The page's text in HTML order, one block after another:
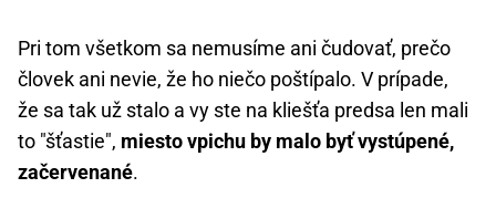
Pri tom všetkom sa nemusíme ani čudovať, prečo
človek ani nevie, že ho niečo poštípalo. V prípade,
že sa tak už stalo a vy ste na kliešťa predsa len mali
to "šťastie", miesto vpichu by malo byť vystúpené,
začervenané.